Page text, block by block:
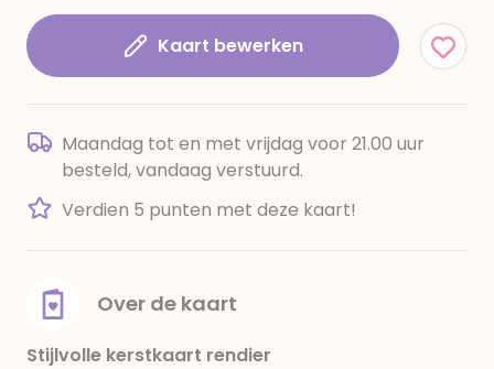
Kaart bewerken
Maandag tot en met vrijdag voor 21.00 uur
besteld, vandaag verstuurd.
Verdien 5 punten met deze kaart!
Over de kaart
Stijlvolle kerstkaart rendier